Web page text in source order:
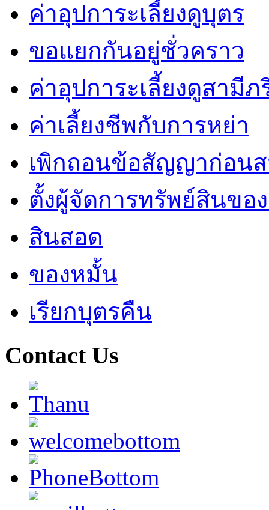
ค่าอุปการะเลี้ยงดูบุตร
ขอแยกกันอยู่ชั่วคราว
ค่าอุปการะเลี้ยงดูสามีภ
ค่าเลี้ยงชีพกับการหย่า
เพิกถอนข้อสัญญาก่อน
ตั้งผู้จัดการทรัพย์สินขอ
สินสอด
ของหมั้น
เรียกบุตรคืน
Contact Us